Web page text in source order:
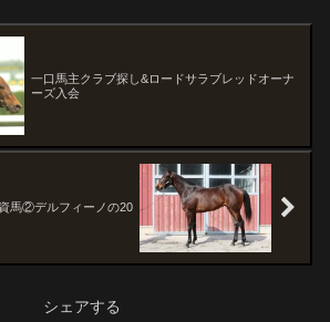
一口馬主クラブ探し&ロードサラブレッドオーナ
ーズ入会
馬②デルフィーノの20
シェアする